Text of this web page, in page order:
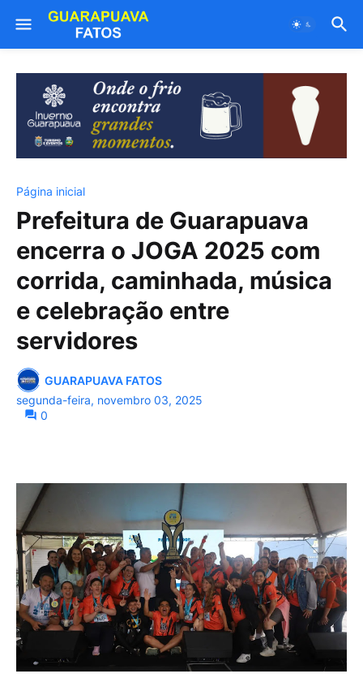
Página inicial
Prefeitura de Guarapuava
encerra o JOGA 2025 com
corrida, caminhada, música
e celebração entre
servidores
GUARAPUAVA FATOS
segunda-feira, novembro 03, 2025
0